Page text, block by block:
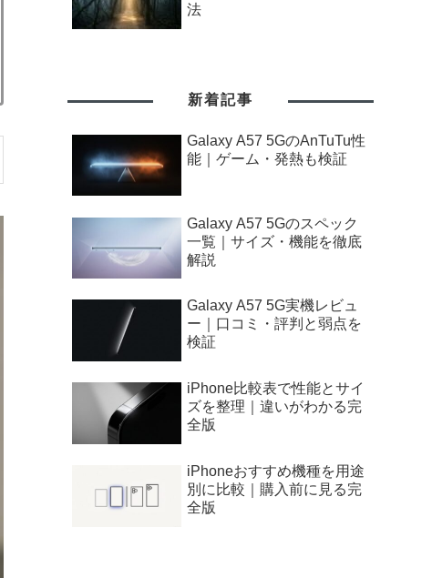
法
新着記事
Galaxy A57 5GのAnTuTu性
能｜ゲーム・発熱も検証
Galaxy A57 5Gのスペック
一覧｜サイズ・機能を徹底
解説
Galaxy A57 5G実機レビュ
ー｜口コミ・評判と弱点を
検証
iPhone比較表で性能とサイ
ズを整理｜違いがわかる完
全版
iPhoneおすすめ機種を用途
別に比較｜購入前に見る完
全版